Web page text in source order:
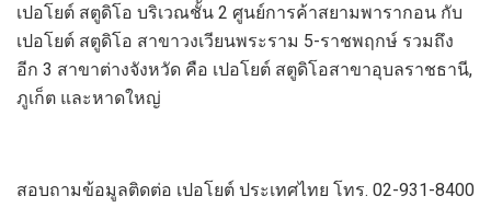
เปอโยต์ สตูดิโอ บริเวณชั้น 2 ศูนย์การค้าสยามพารากอน กับ
เปอโยต์ สตูดิโอ สาขาวงเวียนพระราม 5-ราชพฤกษ์ รวมถึง
อีก 3 สาขาต่างจังหวัด คือ เปอโยต์ สตูดิโอสาขาอุบลราชธานี,
ภูเก็ต และหาดใหญ่
สอบถามข้อมูลติดต่อ เปอโยต์ ประเทศไทย โทร. 02-931-8400